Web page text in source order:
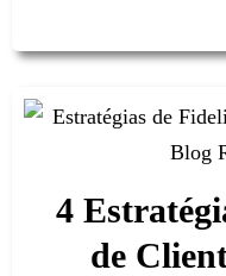
4
de